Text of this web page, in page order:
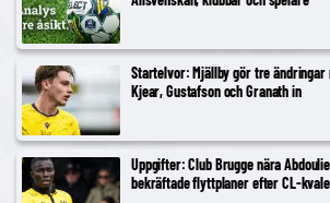
Startelvor: Mjällby gör tre ändringar
Kjear, Gustafson och Granath in
Uppgifter: Club Brugge nära
bekräftade flyttplaner efter CL-